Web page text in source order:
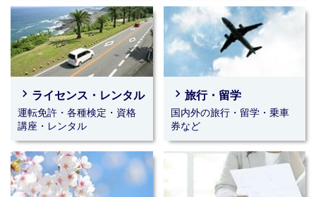
☆★☆国内旅行☆★☆
生協イチオシ旅行
2026年07月03日(金)～2026年09月18日(金)｜千里山キャンパス
☆★☆宝塚歌劇チケット☆★☆
星組公演のチケットは完売しました。
次回公演の発売までお待ちください。
★☆★宝塚歌劇★☆★
星組公演チケットは完売しました。
navigate_next ライセンス・レンタル
運転免許・各種検定・資格
講座・レンタル
navigate_next 旅行・留学
国内外の旅行・留学・乗車
券など